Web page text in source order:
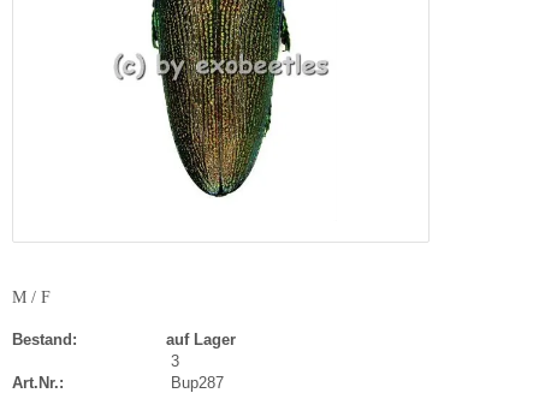
M / F
Bestand:
auf Lager
3
Art.Nr.:
Bup287